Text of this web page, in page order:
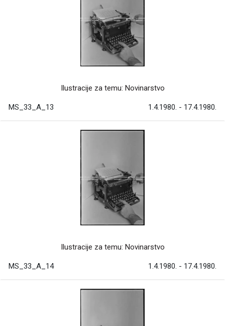
Ilustracije za temu: Novinarstvo
MS_33_A_13 1.4.1980. - 17.4.1980.
Ilustracije za temu: Novinarstvo
MS_33_A_14 1.4.1980. - 17.4.1980.